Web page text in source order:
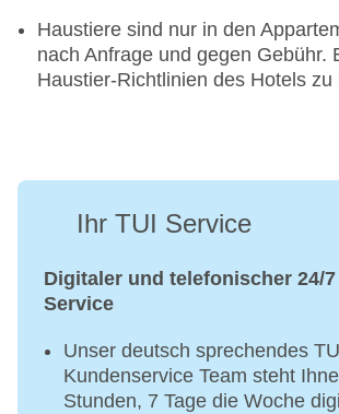
Haustiere sind nur in den
nach Anfrage und gegen Gebühr.
Haustier-Richtlinien des Hotels zu
Ihr TUI Service
Digitaler und telefonischer 24/7
Service
Unser deutsch sprechendes
Kundenservice Team steht
Stunden, 7 Tage die Woche